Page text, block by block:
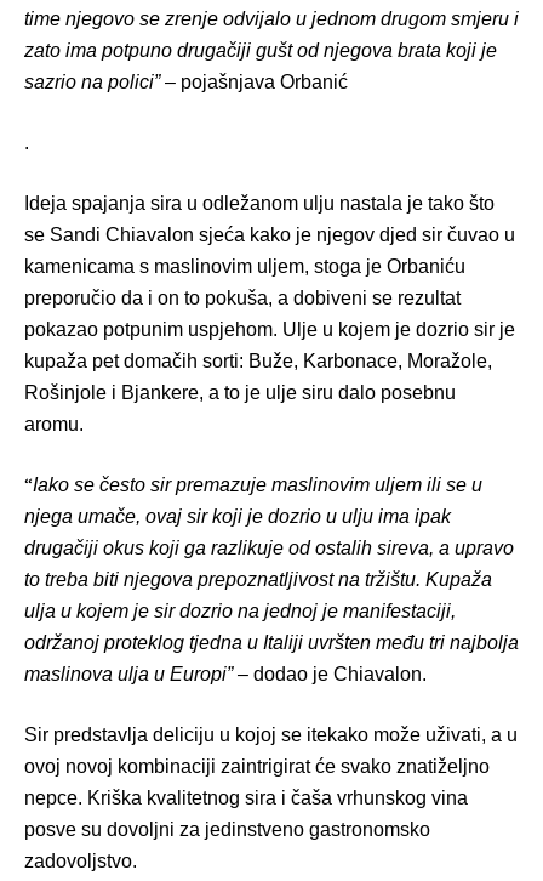
time njegovo se zrenje odvijalo u jednom drugom smjeru i
zato ima potpuno drugačiji gušt od njegova brata koji je
sazrio na polici”– pojašnjava Orbanić
.
Ideja spajanja sira u odležanom ulju nastala je tako što
se Sandi Chiavalon sjeća kako je njegov djed sir čuvao u
kamenicama s maslinovim uljem, stoga je Orbaniću
preporučio da i on to pokuša, a dobiveni se rezultat
pokazao potpunim uspjehom. Ulje u kojem je dozrio sir je
kupaža pet domačih sorti: Buže, Karbonace, Moražole,
Rošinjole i Bjankere, a to je ulje siru dalo posebnu
aromu.
“Iako se često sir premazuje maslinovim uljem ili se u
njega umače, ovaj sir koji je dozrio u ulju ima ipak
drugačiji okus koji ga razlikuje od ostalih sireva, a upravo
to treba biti njegova prepoznatljivost na tržištu. Kupaža
ulja u kojem je sir dozrio na jednoj je manifestaciji,
održanoj proteklog tjedna u Italiji uvršten među tri najbolja
maslinova ulja u Europi” – dodao je Chiavalon.
Sir predstavlja deliciju u kojoj se itekako može uživati, a u
ovoj novoj kombinaciji zaintrigirat će svako znatiželjno
nepce. Kriška kvalitetnog sira i čaša vrhunskog vina
posve su dovoljni za jedinstveno gastronomsko
zadovoljstvo.